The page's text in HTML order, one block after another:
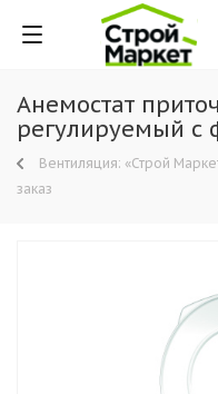
Анемостат
регулируемый с
Вентиляция: «Строй
заказ